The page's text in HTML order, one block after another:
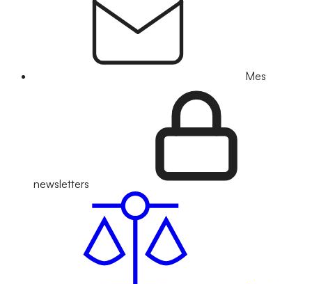
Mes
newsletters